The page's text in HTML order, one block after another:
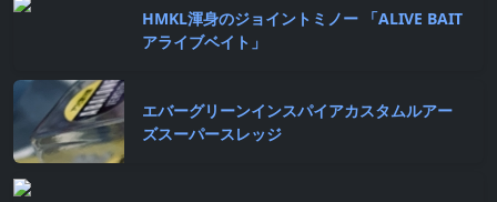
HMKL渾身のジョイントミノー 「ALIVE BAIT
アライブベイト」
エバーグリーンインスパイアカスタムルアー
ズスーパースレッジ